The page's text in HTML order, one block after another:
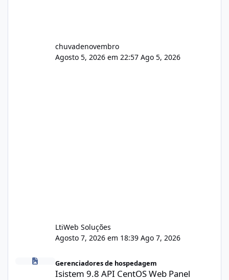
chuvadenovembro
Agosto 5, 2026 em 22:57 Ago 5, 2026
LtiWeb Soluções
Agosto 7, 2026 em 18:39 Ago 7, 2026
Isistem 9.8 API CentOS Web Panel
Gerenciadores de hospedagem
Isistem 9.8 API CentOS Web Panel